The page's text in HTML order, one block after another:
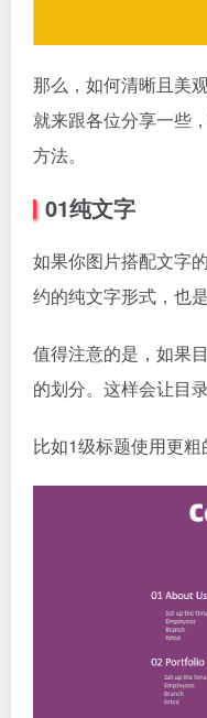
那么，如何清晰且美
就来跟各位分享一些
方法。
01纯文字
如果你图片搭配文字
约的纯文字形式，也
值得注意的是，如果
的划分。这样会让目
比如1级标题使用更粗